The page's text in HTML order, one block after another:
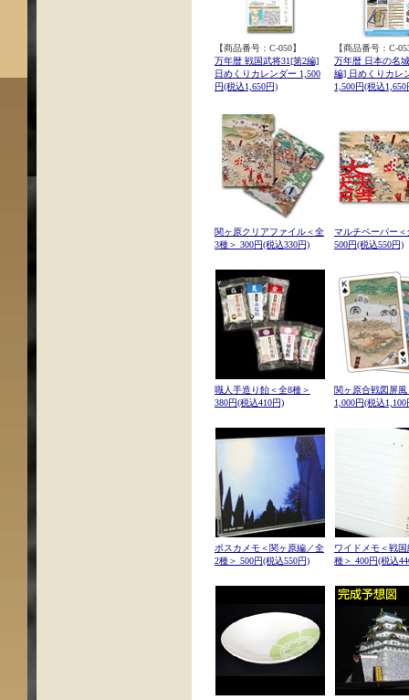
【商品番号：C-050】
万年暦 戦国武将31[第2編]
日めくりカレンダー 1,500
円(税込1,650円)
【商品番号：C-
万年暦 日本の名
編] 日めくりカレ
1,500円(税込1,650
関ヶ原クリアファイル＜全
3種＞ 300円(税込330円)
マルチペーパー＜
500円(税込550円)
職人手造り飴＜全8種＞
380円(税込410円)
関ヶ原合戦図屏
1,000円(税込1,100
ポスカメモ＜関ヶ原編／全
2種＞ 500円(税込550円)
ワイドメモ＜戦国
種＞ 400円(税込